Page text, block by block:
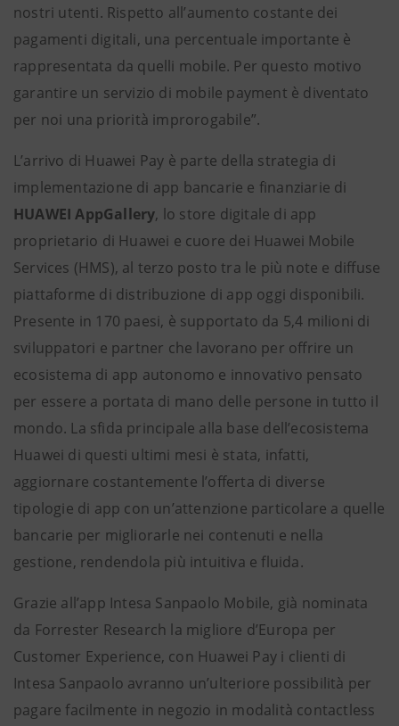
nostri utenti. Rispetto all’aumento costante dei
pagamenti digitali, una percentuale importante è
rappresentata da quelli mobile. Per questo motivo
garantire un servizio di mobile payment è diventato
per noi una priorità improrogabile”.
L’arrivo di Huawei Pay è parte della strategia di
implementazione di app bancarie e finanziarie di
HUAWEI AppGallery, lo store digitale di app
proprietario di Huawei e cuore dei Huawei Mobile
Services (HMS), al terzo posto tra le più note e diffuse
piattaforme di distribuzione di app oggi disponibili.
Presente in 170 paesi, è supportato da 5,4 milioni di
sviluppatori e partner che lavorano per offrire un
ecosistema di app autonomo e innovativo pensato
per essere a portata di mano delle persone in tutto il
mondo. La sfida principale alla base dell’ecosistema
Huawei di questi ultimi mesi è stata, infatti,
aggiornare costantemente l’offerta di diverse
tipologie di app con un’attenzione particolare a quelle
bancarie per migliorarle nei contenuti e nella
gestione, rendendola più intuitiva e fluida.
Grazie all’app Intesa Sanpaolo Mobile, già nominata
da Forrester Research la migliore d’Europa per
Customer Experience, con Huawei Pay i clienti di
Intesa Sanpaolo avranno un’ulteriore possibilità per
pagare facilmente in negozio in modalità contactless